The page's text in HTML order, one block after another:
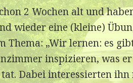
2 Wochen alt und
wieder eine (kleine)
Thema: „Wir lernen: es
inspizieren, was
Dabei interessierten ihn